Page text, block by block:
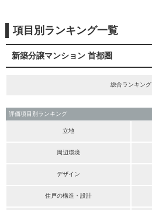
項目別ランキング一覧
新築分譲マンション 首都圏
総合ランキング
評価項目別ランキング
立地
周辺環境
デザイン
住戸の構造・設計